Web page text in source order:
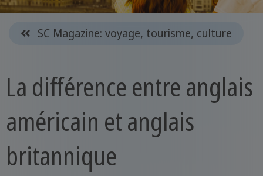
SC Magazine: voyage, tourisme, culture
La différence entre anglais
américain et anglais
britannique